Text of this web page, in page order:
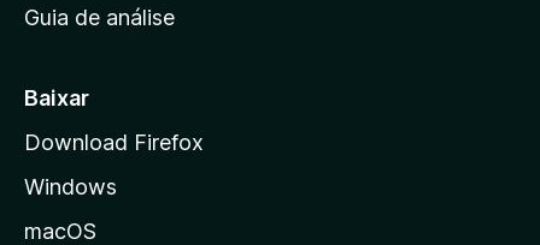
c
a
d
a
Guia de análise
Baixar
Download Firefox
Windows
macOS